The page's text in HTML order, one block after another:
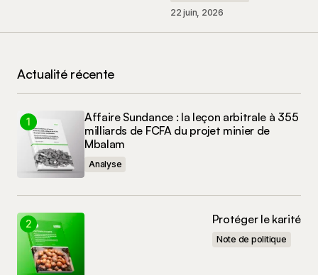
Enregistrer mon nom, mon e-mail et mon site
dans le navigateur pour mon prochain
commentaire.
22 juin, 2026
Actualité récente
Affaire Sundance : la leçon arbitrale à 355
milliards de FCFA du projet minier de
Mbalam
Analyse
Protéger le karité
Note de politique